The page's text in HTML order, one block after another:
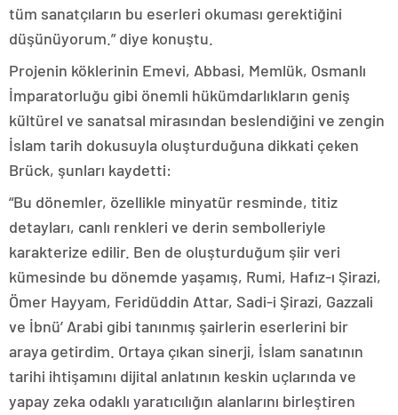
tüm sanatçıların bu eserleri okuması gerektiğini
düşünüyorum.” diye konuştu.
Projenin köklerinin Emevi, Abbasi, Memlük, Osmanlı
İmparatorluğu gibi önemli hükümdarlıkların geniş
kültürel ve sanatsal mirasından beslendiğini ve zengin
İslam tarih dokusuyla oluşturduğuna dikkati çeken
Brück, şunları kaydetti:
“Bu dönemler, özellikle minyatür resminde, titiz
detayları, canlı renkleri ve derin sembolleriyle
karakterize edilir. Ben de oluşturduğum şiir veri
kümesinde bu dönemde yaşamış, Rumi, Hafız-ı Şirazi,
Ömer Hayyam, Feridüddin Attar, Sadi-i Şirazi, Gazzali
ve İbnü’ Arabi gibi tanınmış şairlerin eserlerini bir
araya getirdim. Ortaya çıkan sinerji, İslam sanatının
tarihi ihtişamını dijital anlatının keskin uçlarında ve
yapay zeka odaklı yaratıcılığın alanlarını birleştiren